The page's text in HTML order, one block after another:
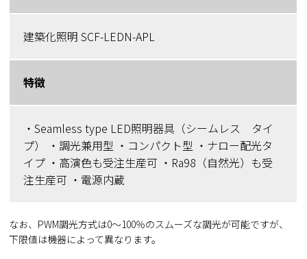
建築化照明 SCF-LEDN-APL
特徴
・Seamless type LED照明器具（シームレス タイ
プ） ・調光兼用型 ・コンパクト型 ・ナロー配光タ
イプ ・高演色も受注生産可 ・Ra98（自然光）も受
注生産可 ・電源内蔵
なお、PWM調光方式は0～100％のスムーズな調光が可能ですが、
下限値は機器によって異なります。